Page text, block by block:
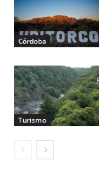
Córdoba
Turismo